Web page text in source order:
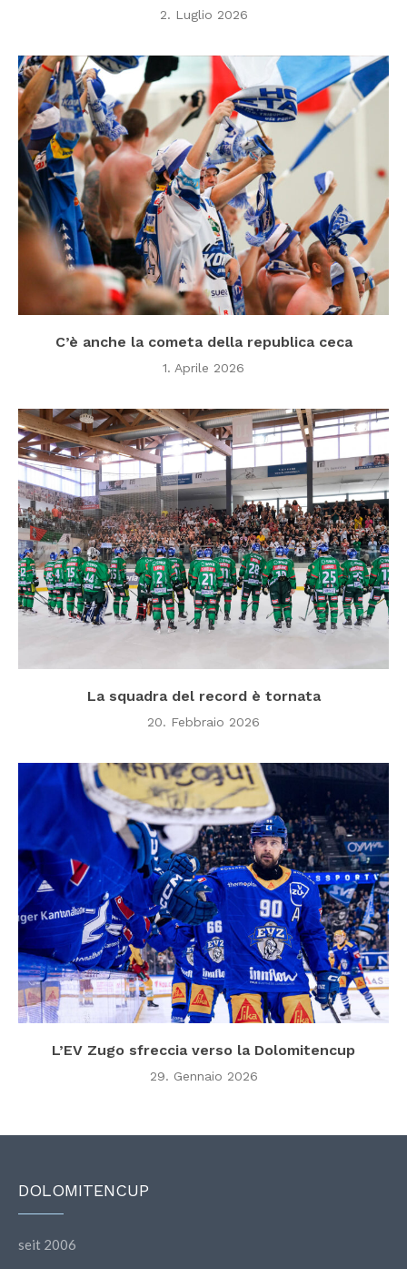
2. Luglio 2026
C’è anche la cometa della republica ceca
1. Aprile 2026
La squadra del record è tornata
20. Febbraio 2026
L’EV Zugo sfreccia verso la Dolomitencup
29. Gennaio 2026
DOLOMITENCUP
seit 2006